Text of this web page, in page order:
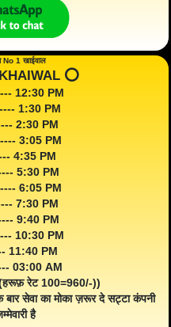
No 1 खाईवाल
⭕️
--- 12:30 PM
---- 1:30 PM
2:30 PM
3:05 PM
4:35 PM
5:30 PM
6:05 PM
7:30 PM
9:40 PM
10:30 PM
11:40 PM
03:00 AM
रेट 100=960/-))
सेवा का मोका ज़रूर दे सट्टा कंपनी
है